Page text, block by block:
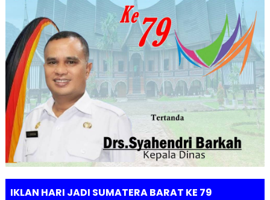
IKLAN HARI JADI SUMATERA BARAT KE 79